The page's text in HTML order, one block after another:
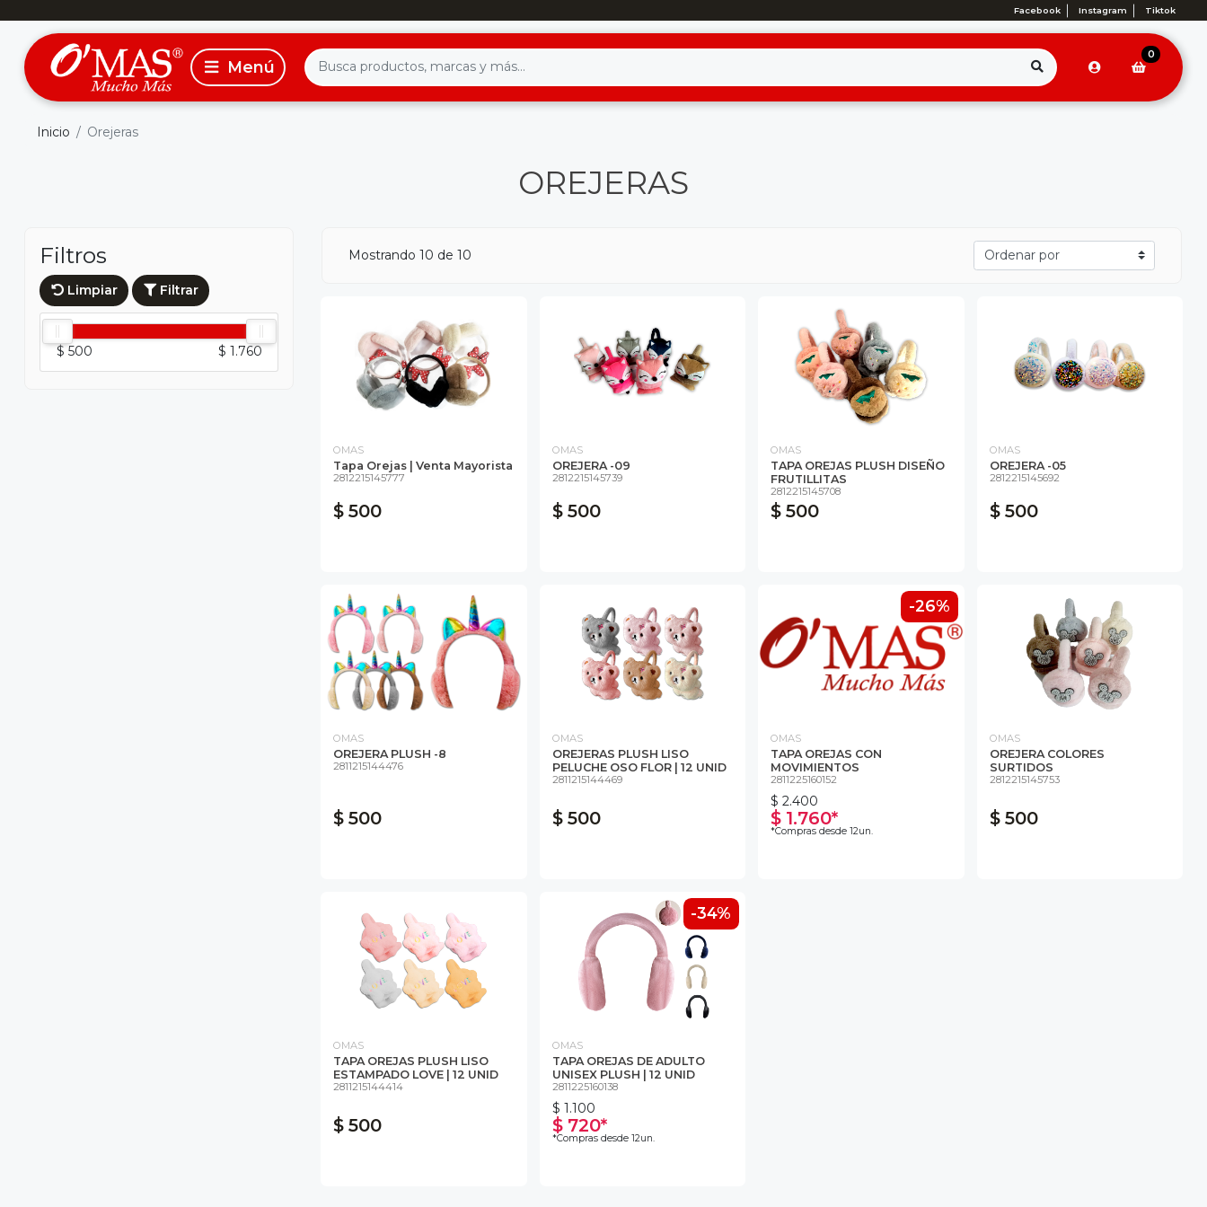
Facebook Instagram Tiktok
0
Inicio Orejeras
OREJERAS
Filtros
Limpiar Filtrar
$ 500 $ 1.760
Mostrando 10 de 10
OMAS
Tapa Orejas | Venta Mayorista
2812215145777
$ 500
OMAS
OREJERA -09
2812215145739
$ 500
OMAS
TAPA OREJAS PLUSH DISEÑO
FRUTILLITAS
2812215145708
$ 500
OMAS
OREJERA -05
2812215145692
$ 500
OMAS
OREJERA PLUSH -8
2811215144476
$ 500
OMAS
OREJERAS PLUSH LISO
PELUCHE OSO FLOR | 12 UNID
2811215144469
$ 500
-26%
OMAS
TAPA OREJAS CON
MOVIMIENTOS
2811225160152
$ 2.400
$ 1.760*
*Compras desde 12un.
OMAS
OREJERA COLORES
SURTIDOS
2812215145753
$ 500
OMAS
TAPA OREJAS PLUSH LISO
ESTAMPADO LOVE | 12 UNID
2811215144414
$ 500
-34%
OMAS
TAPA OREJAS DE ADULTO
UNISEX PLUSH | 12 UNID
2811225160138
$ 1.100
$ 720*
*Compras desde 12un.